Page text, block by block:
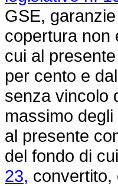
GSE,
copertura non
cui al
per cento e
senza vincolo
massimo
al presente
del fondo di
23,